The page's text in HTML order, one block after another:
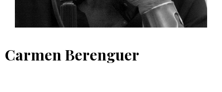
Carmen Berenguer